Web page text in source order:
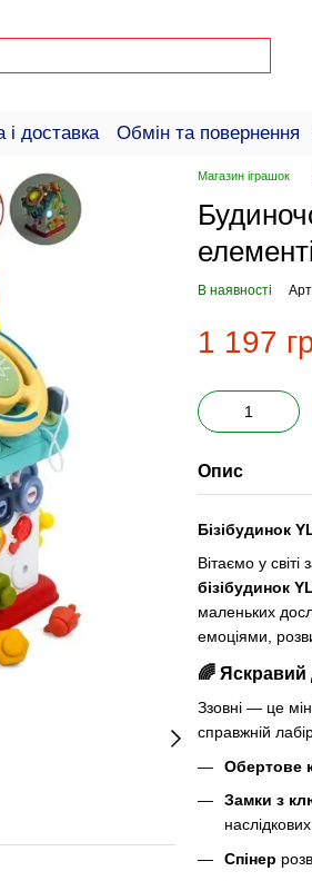
і доставка Обмін та повернення
Магазин іграшок
В наявності
1 197
Опис
Бізібудинок
Вітаємо у
бізібудинок
маленьких
емоціями,
🌈 Яскравий
Ззовні — це
справжній
Обертове
Замки з
наслідкових
Спінер